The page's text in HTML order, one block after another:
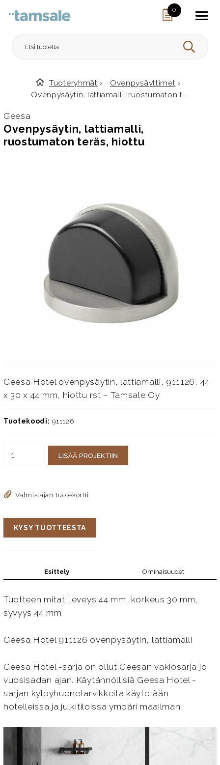
0
HAE
Etusivulle
Tuoteryhmät › Ovenpysäyttimet ›
Ovenpysäytin, lattiamalli, ruostumaton t...
Geesa
Ovenpysäytin, lattiamalli,
ruostumaton teräs, hiottu
Geesa Hotel ovenpysäytin, lattiamalli, 911126, 44
x 30 x 44 mm, hiottu rst – Tamsale Oy
Tuotekoodi: 911126
LISÄÄ PROJEKTIIN
Valmistajan tuotekortti
KYSY TUOTTEESTA
Esittely Ominaisuudet
Tuotteen mitat: leveys 44 mm, korkeus 30 mm,
syvyys 44 mm
Geesa Hotel 911126 ovenpysäytin, lattiamalli
Geesa Hotel -sarja on ollut Geesan vakiosarja jo
vuosisadan ajan. Käytännöllisiä Geesa Hotel -
sarjan kylpyhuonetarvikkeita käytetään
hotelleissa ja julkitiloissa ympäri maailman.